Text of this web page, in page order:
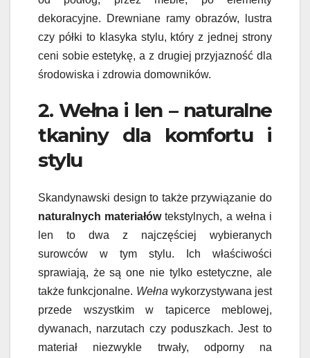
dekoracyjne. Drewniane ramy obrazów, lustra
czy półki to klasyka stylu, który z jednej strony
ceni sobie estetykę, a z drugiej przyjazność dla
środowiska i zdrowia domowników.
2. Wełna i len – naturalne
tkaniny dla komfortu i
stylu
Skandynawski design to także przywiązanie do
naturalnych materiałówtekstylnych, a wełna i
len to dwa z najczęściej wybieranych
surowców w tym stylu. Ich właściwości
sprawiają, że są one nie tylko estetyczne, ale
także funkcjonalne. Wełna wykorzystywana jest
przede wszystkim w tapicerce meblowej,
dywanach, narzutach czy poduszkach. Jest to
materiał niezwykle trwały, odporny na